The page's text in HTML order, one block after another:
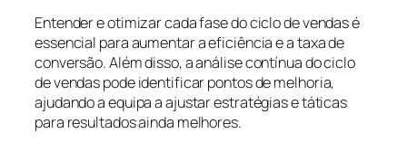
Entender e otimizar cada fase do ciclo de vendas é
essencial para aumentar a eficiência e a taxa de
conversão. Além disso, a análise contínua do ciclo
de vendas pode identificar pontos de melhoria,
ajudando a equipa a ajustar estratégias e táticas
para resultados ainda melhores.